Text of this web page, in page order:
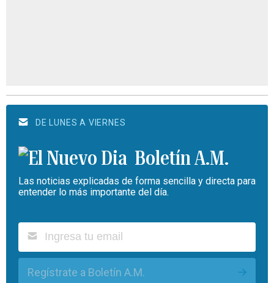
DE LUNES A VIERNES
Boletín A.M.
Las noticias explicadas de forma sencilla y directa para
entender lo más importante del día.
Regístrate a Boletín A.M.